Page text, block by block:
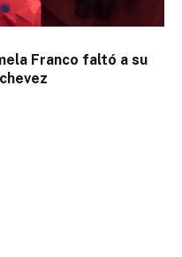
Franco faltó a su